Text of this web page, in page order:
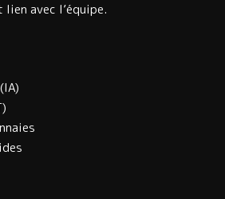
avec l’équipe.